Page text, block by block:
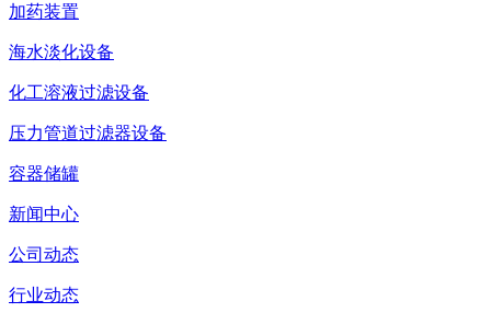
加药装置
海水淡化设备
化工溶液过滤设备
压力管道过滤器设备
容器储罐
新闻中心
公司动态
行业动态